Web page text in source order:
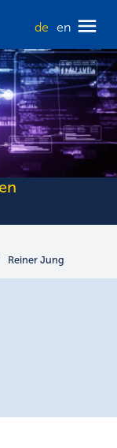
de en
Reiner Jung